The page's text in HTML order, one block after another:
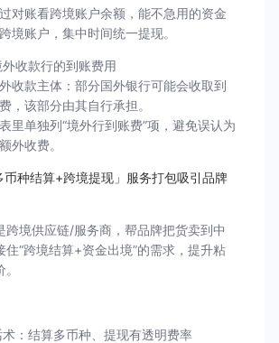
对账看跨境账户余额，能不急用的资金
境账户，集中时间统一提现。
收款行的到账费用
收款主体：部分国外银行可能会收取到
，该部分由其自行承担。
里单独列“境外行到账费”项，避免误认为
外收费。
币种结算+跨境提现」服务打包吸引品牌
跨境供应链/服务商，帮品牌把货卖到中
住“跨境结算+资金出境”的需求，提升粘
：结算多币种、提现有透明费率